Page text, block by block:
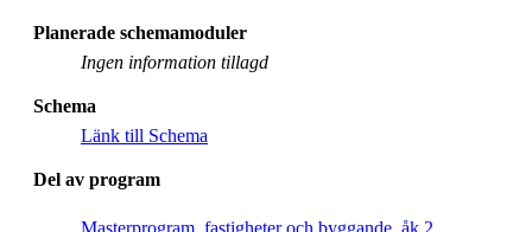
Planerade schemamoduler
Ingen information tillagd
Schema
Länk till Schema
Del av program
Masterprogram, fastigheter och byggande, åk 2,